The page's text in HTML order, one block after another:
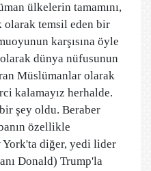
ülkelerin tamamını,
temsil eden bir
karşısına öyle
dünya nüfusunun
Müslümanlar olarak
kalamayız herhalde.
şey oldu. Beraber
özellikle
York'ta diğer, yedi lider
Donald) Trump'la